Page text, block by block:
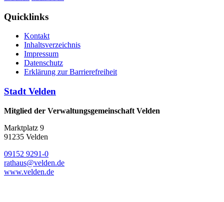
Quicklinks
Kontakt
Inhaltsverzeichnis
Impressum
Datenschutz
Erklärung zur Barrierefreiheit
Stadt Velden
Mitglied der Verwaltungsgemeinschaft Velden
Marktplatz 9
91235 Velden
09152 9291-0
rathaus@velden.de
www.velden.de